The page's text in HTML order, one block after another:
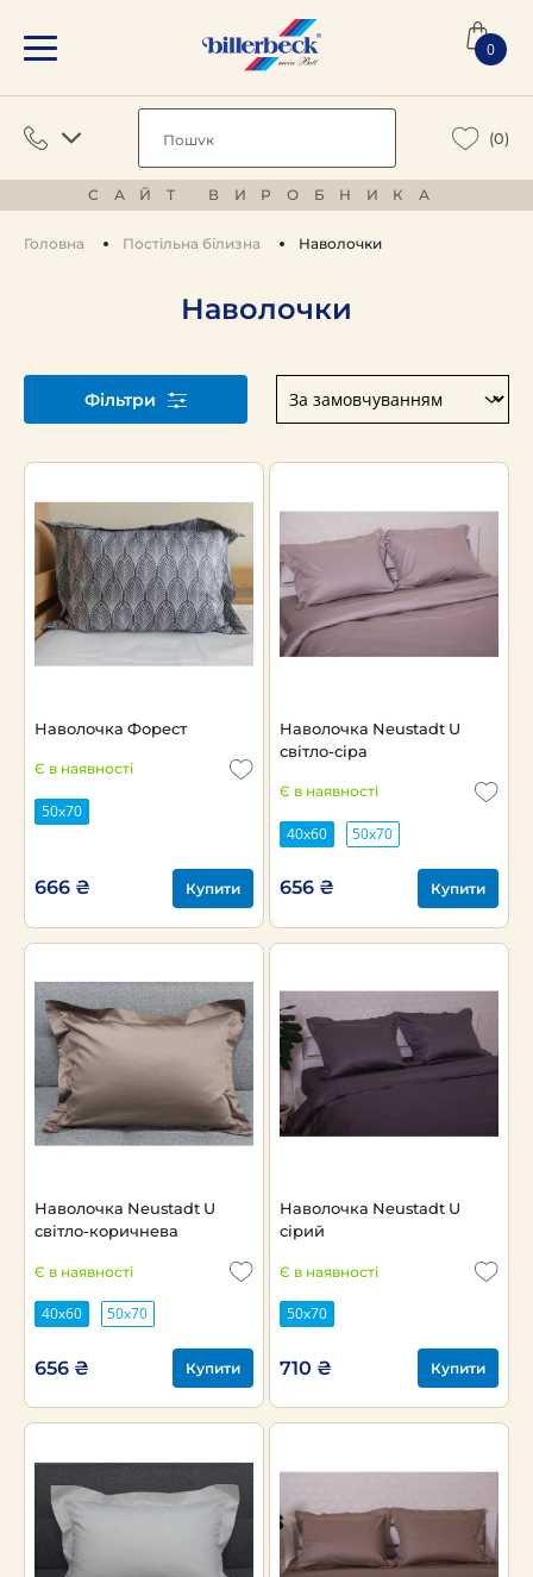
0
(0)
САЙТ ВИРОБНИКА
Головна Постільна білизна Наволочки
Наволочки
Фільтри
Наволочка Форест
Є в наявності
50х70
666 ₴ Купити
Наволочка Neustadt U
світло-сіра
Є в наявності
40х60 50х70
656 ₴ Купити
Наволочка Neustadt U
світло-коричнева
Є в наявності
40х60 50х70
656 ₴ Купити
Наволочка Neustadt U
сірий
Є в наявності
50х70
710 ₴ Купити